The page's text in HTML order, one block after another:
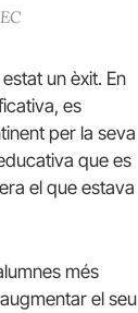
un èxit. En
es
per la seva
que es
el que estava
més
el seu